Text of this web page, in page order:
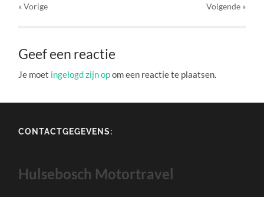
« Vorige Volgende»
Geef een reactie
Je moet ingelogd zijn opom een reactie te plaatsen.
CONTACTGEGEVENS:
Hulsebosch Motortravel